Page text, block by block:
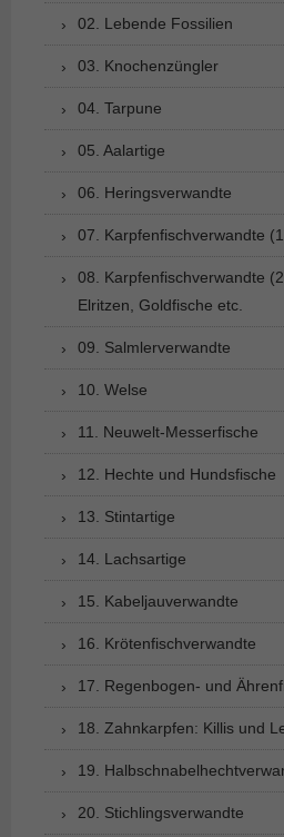
02. Lebende Fossilien
03. Knochenzüngler
04. Tarpune
05. Aalartige
06. Heringsverwandte
07. Karpfenfischverwandte
08. Karpfenfischverwandte
Elritzen, Goldfische etc.
09. Salmlerverwandte
10. Welse
11. Neuwelt-Messerfische
12. Hechte und Hundsfische
13. Stintartige
14. Lachsartige
15. Kabeljauverwandte
16. Krötenfischverwandte
17. Regenbogen- und
18. Zahnkarpfen: Killis und
19.
20. Stichlingsverwandte